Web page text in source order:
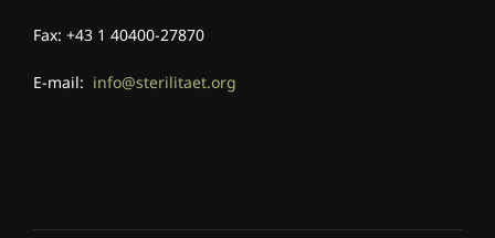
Fax: +43 1 40400-27870
E-mail: info@sterilitaet.org